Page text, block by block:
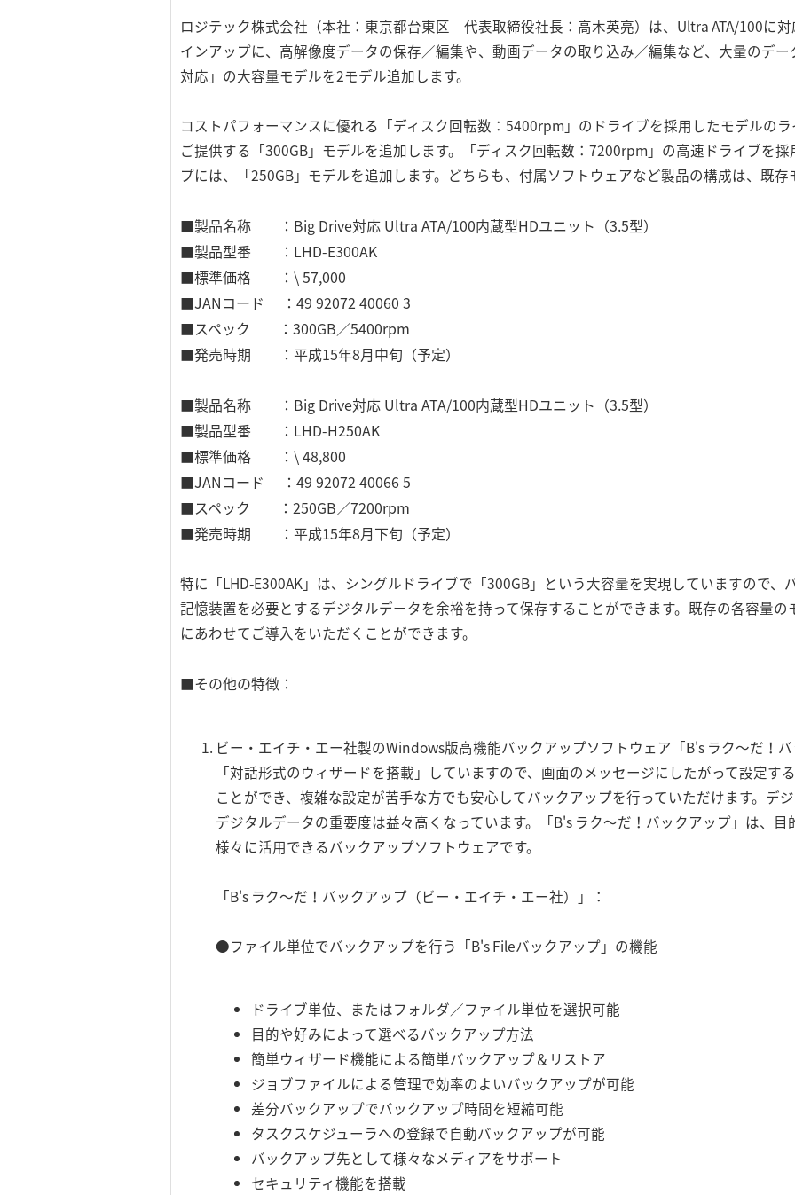
ロジテック株式会社（本社：東京都台東区 代表取締役社長：高木英亮）は、Ultra ATA/100に
インアップに、高解像度データの保存／編集や、動画データの取り込み／編集など、大量のデ
対応」の大容量モデルを2モデル追加します。
コストパフォーマンスに優れる「ディスク回転数：5400rpm」のドライブを採用したモデルの
ご提供する「300GB」モデルを追加します。「ディスク回転数：7200rpm」の高速ドライブを
プには、「250GB」モデルを追加します。どちらも、付属ソフトウェアなど製品の構成は、既存
■製品名称 ：Big Drive対応 Ultra ATA/100内蔵型HDユニット（3.5型）
■製品型番 ：LHD-E300AK
■標準価格 ：\ 57,000
■JANコード ：49 92072 40060 3
■スペック ：300GB／5400rpm
■発売時期 ：平成15年8月中旬（予定）
■製品名称 ：Big Drive対応 Ultra ATA/100内蔵型HDユニット（3.5型）
■製品型番 ：LHD-H250AK
■標準価格 ：\ 48,800
■JANコード ：49 92072 40066 5
■スペック ：250GB／7200rpm
■発売時期 ：平成15年8月下旬（予定）
特に「LHD-E300AK」は、シングルドライブで「300GB」という大容量を実現していますので、
記憶装置を必要とするデジタルデータを余裕を持って保存することができます。既存の各容量
にあわせてご導入をいただくことができます。
■その他の特徴：
ビー・エイチ・エー社製のWindows版高機能バックアップソフトウェア「B's ラク～だ！バ
「対話形式のウィザードを搭載」していますので、画面のメッセージにしたがって設定す
ことができ、複雑な設定が苦手な方でも安心してバックアップを行っていただけます。デ
デジタルデータの重要度は益々高くなっています。「B's ラク～だ！バックアップ」は、
様々に活用できるバックアップソフトウェアです。
「B's ラク～だ！バックアップ（ビー・エイチ・エー社）」：
●ファイル単位でバックアップを行う「B's Fileバックアップ」の機能
ドライブ単位、またはフォルダ／ファイル単位を選択可能
目的や好みによって選べるバックアップ方法
簡単ウィザード機能による簡単バックアップ＆リストア
ジョブファイルによる管理で効率のよいバックアップが可能
差分バックアップでバックアップ時間を短縮可能
タスクスケジューラへの登録で自動バックアップが可能
バックアップ先として様々なメディアをサポート
セキュリティ機能を搭載